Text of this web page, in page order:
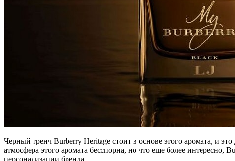
Черный тренч Burberry Heritage стоит в основе этого аромата, и
атмосфера этого аромата бесспорна, но что еще более
персонализации бренда.